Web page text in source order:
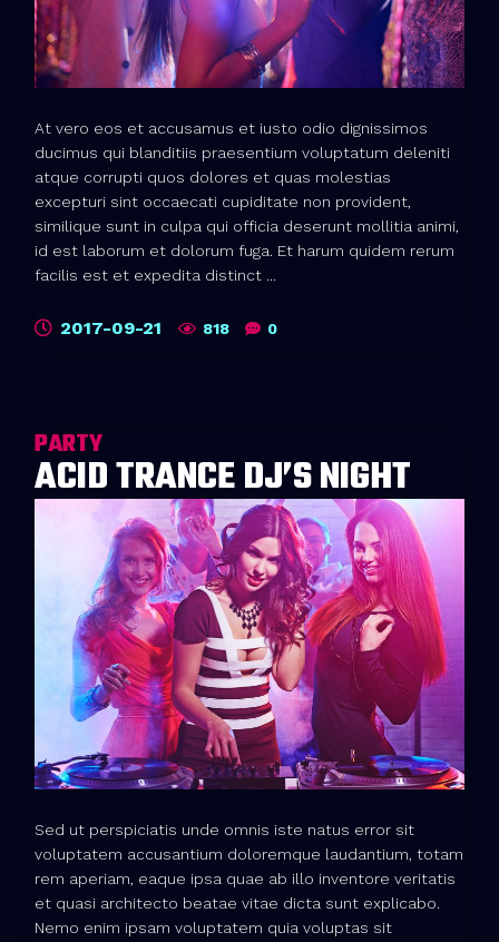
At vero eos et accusamus et iusto odio dignissimos
ducimus qui blanditiis praesentium voluptatum deleniti
atque corrupti quos dolores et quas molestias
excepturi sint occaecati cupiditate non provident,
similique sunt in culpa qui officia deserunt mollitia animi,
id est laborum et dolorum fuga. Et harum quidem rerum
facilis est et expedita distinct ...
2017-09-21 818 0
PARTY
ACID TRANCE DJ’S NIGHT
Sed ut perspiciatis unde omnis iste natus error sit
voluptatem accusantium doloremque laudantium, totam
rem aperiam, eaque ipsa quae ab illo inventore veritatis
et quasi architecto beatae vitae dicta sunt explicabo.
Nemo enim ipsam voluptatem quia voluptas sit